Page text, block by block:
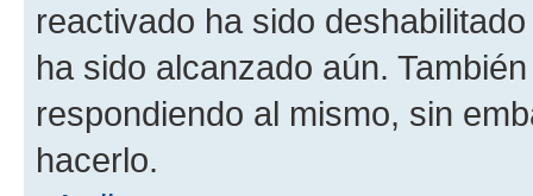
reactivado ha sido
ha sido alcanzado aún.
respondiendo al mismo, sin
hacerlo.